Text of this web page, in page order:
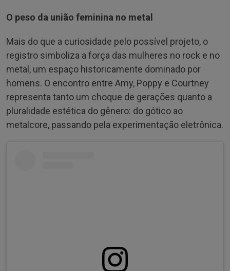
O peso da união feminina no metal
Mais do que a curiosidade pelo possível projeto, o
registro simboliza a força das mulheres no rock e no
metal, um espaço historicamente dominado por
homens. O encontro entre Amy, Poppy e Courtney
representa tanto um choque de gerações quanto a
pluralidade estética do gênero: do gótico ao
metalcore, passando pela experimentação eletrônica.